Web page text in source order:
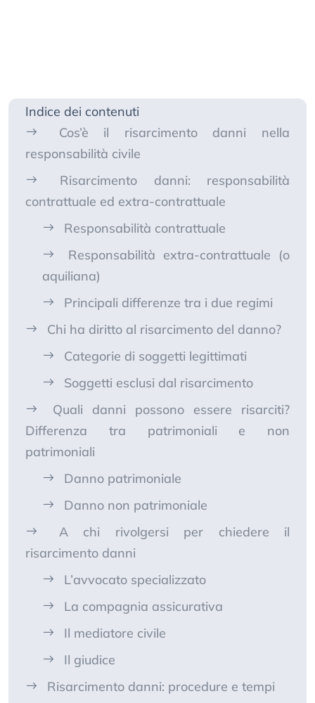
Indice dei contenuti
Cos’è il risarcimento danni nella
responsabilità civile
Risarcimento danni: responsabilità
contrattuale ed extra-contrattuale
Responsabilità contrattuale
Responsabilità extra-contrattuale (o
aquiliana)
Principali differenze tra i due regimi
Chi ha diritto al risarcimento del danno?
Categorie di soggetti legittimati
Soggetti esclusi dal risarcimento
Quali danni possono essere risarciti?
Differenza tra patrimoniali e non
patrimoniali
Danno patrimoniale
Danno non patrimoniale
A chi rivolgersi per chiedere il
risarcimento danni
L’avvocato specializzato
La compagnia assicurativa
Il mediatore civile
Il giudice
Risarcimento danni: procedure e tempi